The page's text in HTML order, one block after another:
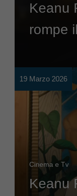
Keanu
rompe
19 Marzo 2026
Cinema e Tv
Keanu